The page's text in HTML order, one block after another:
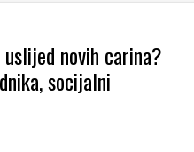
novih carina?
socijalni